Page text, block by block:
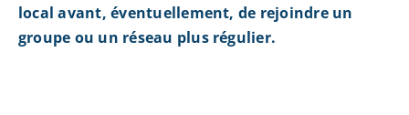
local avant, éventuellement, de rejoindre un
groupe ou un réseau plus régulier.